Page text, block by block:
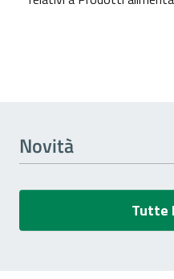
Novità
Tutte